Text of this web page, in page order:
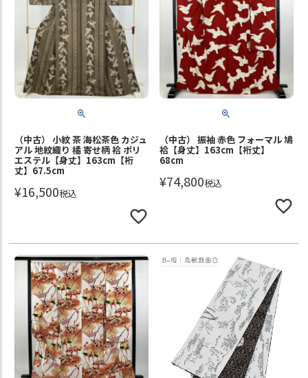
（中古） 小紋 茶 海松茶色 カジュ
アル 地紋織り 橘 寄せ柄 袷 ポリ
エステル【身丈】163cm【裄
丈】67.5cm
¥16,500税込
（中古） 振袖 赤色 フォーマル 鳩
袷【身丈】163cm【裄丈】
68cm
¥74,800税込